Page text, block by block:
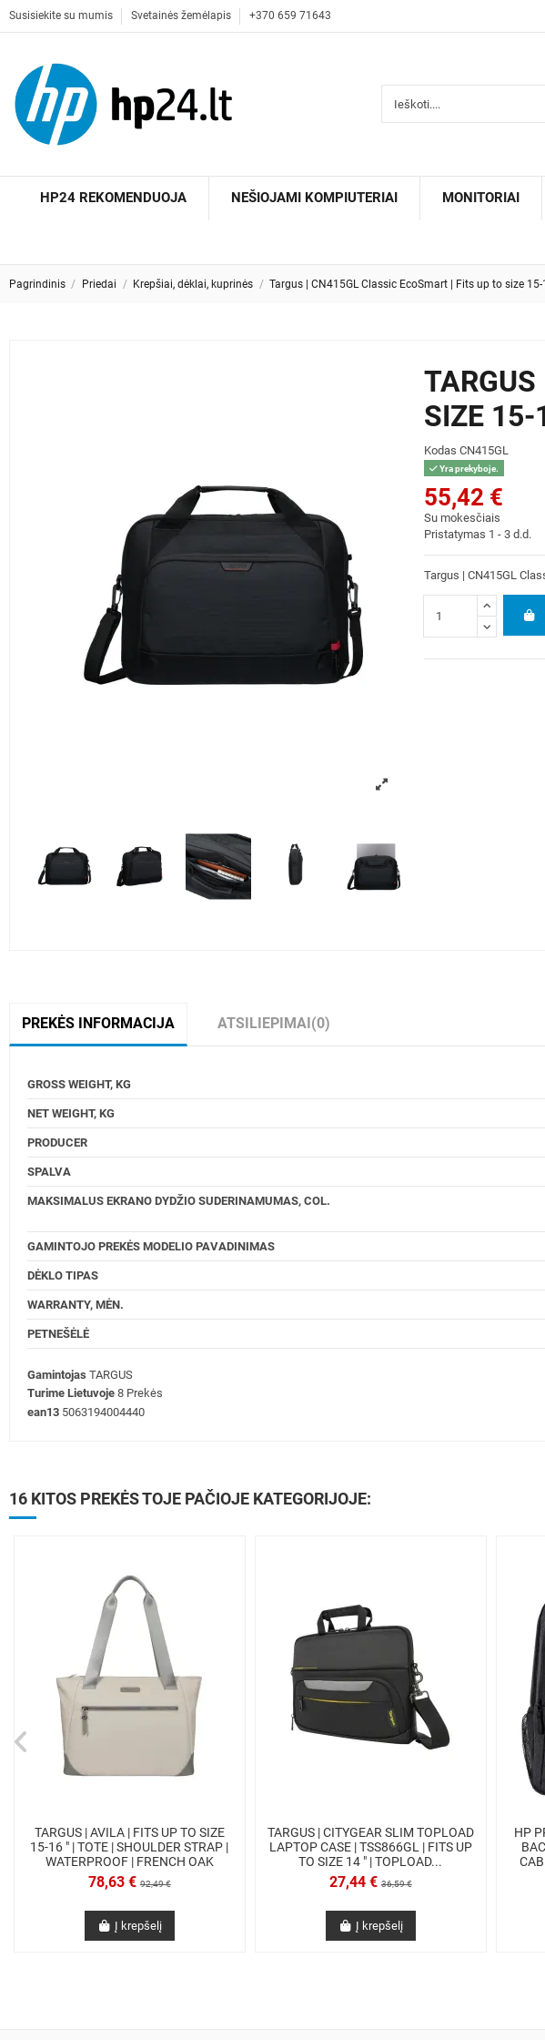
Susisiekite su mumis Svetainės žemėlapis +370 659 71643
HP24 REKOMENDUOJA NEŠIOJAMI KOMPIUTERIAI MONITORIAI
Pagrindinis Priedai Krepšiai, dėklai, kuprinės Targus | CN415GL Classic EcoSmart | Fits up to size
SIZE 15-
Kodas CN415GL
Yra prekyboje.
55,42 €
Su mokesčiais
Pristatymas 1 - 3 d.d.
Targus | CN415GL
PREKĖS INFORMACIJA ATSILIEPIMAI (0)
GROSS WEIGHT, KG
NET WEIGHT, KG
PRODUCER
SPALVA
MAKSIMALUS EKRANO DYDŽIO SUDERINAMUMAS, COL.
GAMINTOJO PREKĖS MODELIO PAVADINIMAS
DĖKLO TIPAS
WARRANTY, MĖN.
PETNEŠĖLĖ
Gamintojas TARGUS
Turime Lietuvoje 8 Prekės
ean13 5063194004440
16 KITOS PREKĖS TOJE PAČIOJE KATEGORIJOJE:
TARGUS | AVILA | FITS UP TO SIZE
15-16 " | TOTE | SHOULDER STRAP |
WATERPROOF | FRENCH OAK
78,63 € 92,49 €
Į krepšelį
TARGUS | CITYGEAR SLIM TOPLOAD
LAPTOP CASE | TSS866GL | FITS UP
TO SIZE 14 " | TOPLOAD...
27,44 € 36,59 €
Į krepšelį
HP